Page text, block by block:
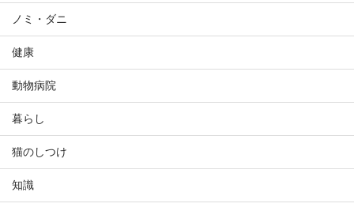
ノミ・ダニ
健康
動物病院
暮らし
猫のしつけ
知識